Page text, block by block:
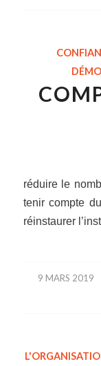
réduire le
tenir compte
réinstaurer
9 MARS 2019
/